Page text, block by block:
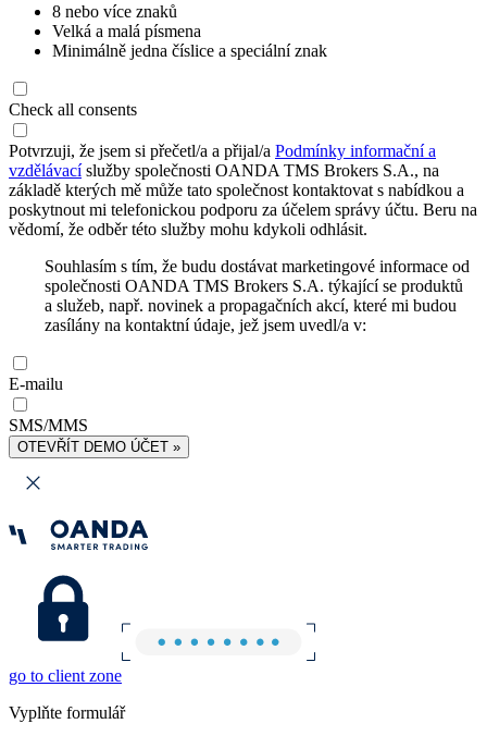
8 nebo více znaků
Velká a malá písmena
Minimálně jedna číslice a speciální znak
Check all consents
Potvrzuji, že jsem si přečetl/a a přijal/a Podmínky informační a
vzdělávacíslužby společnosti OANDA TMS Brokers S.A., na
základě kterých mě může tato společnost kontaktovat s nabídkou a
poskytnout mi telefonickou podporu za účelem správy účtu. Beru na
vědomí, že odběr této služby mohu kdykoli odhlásit.
Souhlasím s tím, že budu dostávat marketingové informace od
společnosti OANDA TMS Brokers S.A. týkající se produktů
a služeb, např. novinek a propagačních akcí, které mi budou
zasílány na kontaktní údaje, jež jsem uvedl/a v:
E-mailu
SMS/MMS
OTEVŘÍT DEMO ÚČET »
go to client zone
Vyplňte formulář